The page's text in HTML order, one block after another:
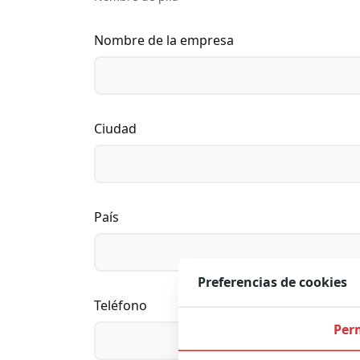
Nombre de la empresa
Ciudad
País
Teléfono
Preferencias de cookies